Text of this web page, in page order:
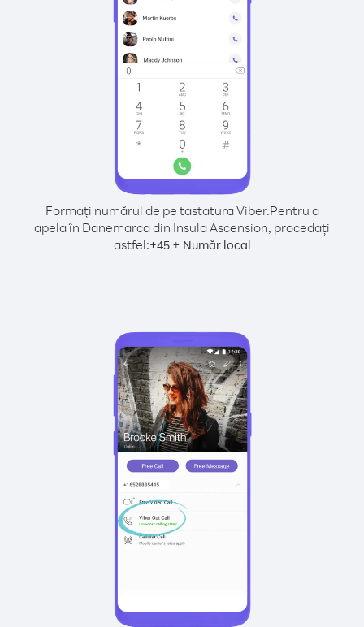
Formați numărul de pe tastatura Viber.Pentru a
apela în Danemarca din Insula Ascension, procedați
astfel:+45+ Număr local